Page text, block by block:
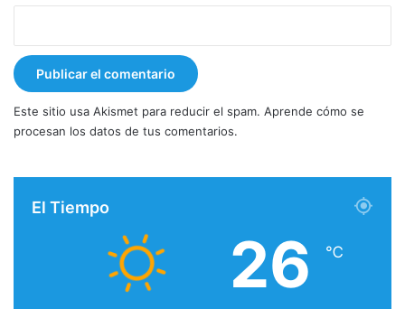
Este sitio usa Akismet para reducir el spam. Aprende cómo se
procesan los datos de tus comentarios.
El Tiempo
26 ℃